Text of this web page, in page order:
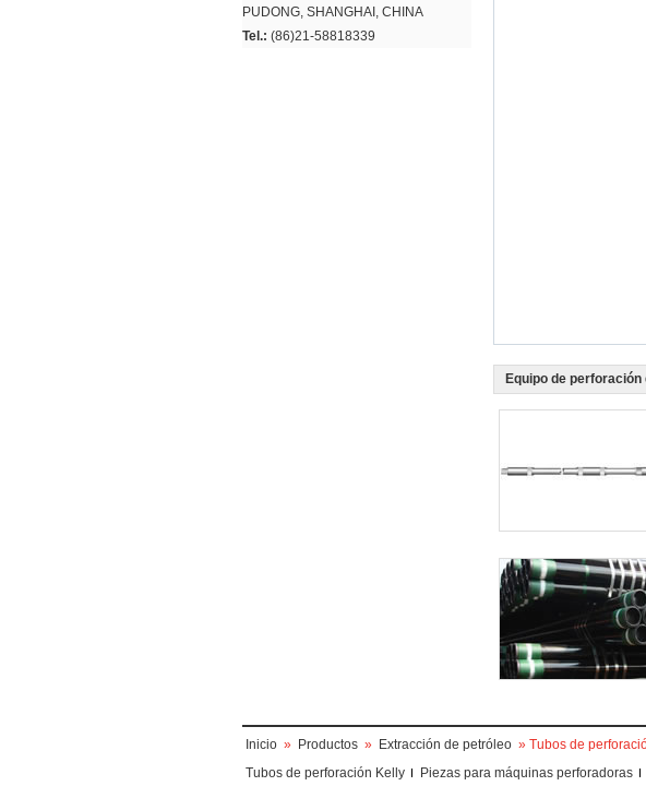
PUDONG, SHANGHAI, CHINA
Tel.: (86)21-58818339
Equipo de
Inicio » Productos » Extracción de petróleo » Tubos de
Tubos de perforación Kelly
Piezas para máquinas perforadoras